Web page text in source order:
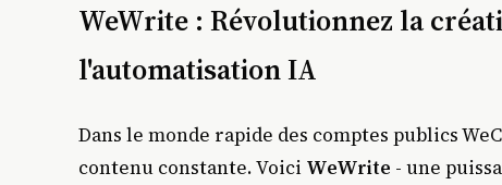
WeWrite : Révolutionnez la
l'automatisation IA
Dans le monde rapide des comptes publics
contenu constante. Voici WeWrite - une